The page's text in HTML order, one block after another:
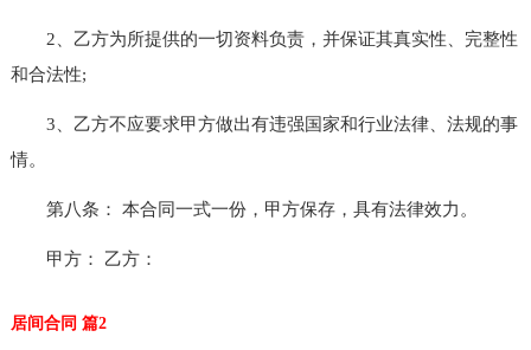
2、乙方为所提供的一切资料负责，并保证其真实性、完整性
和合法性;
3、乙方不应要求甲方做出有违强国家和行业法律、法规的事
情。
第八条： 本合同一式一份，甲方保存，具有法律效力。
甲方： 乙方：
居间合同 篇2